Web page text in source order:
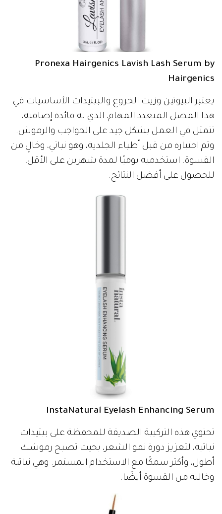
Pronexa Hairgenics Lavish Lash Serum by
Hairgenics
يعتبر البيوتين وزيت الخروع والببتيدات الأساسيات في
هذا المصل المتعدد المهام، الذي له فائدة إضافية،
تتمثل في العمل بشكل جيد على الحواجب والرموش.
وتم اختباره من قبل أطباء الجلدية، وهو نباتي، وخالٍ من
القسوة. استخدميه يوميًا لمدة شهرين على الأقل،
للحصول على أفضل النتائج.
InstaNatural Eyelash Enhancing Serum
تحتوي هذه التركيبة الصديقة للمحفظة على ببتيدات
نباتية، لتعزيز دورة نمو الشعر، بحيث تصبح رموشك
أطول، وأكثر سمكًا مع الاستخدام المستمر. وهي نباتية
وخالية من القسوة أيضًا.